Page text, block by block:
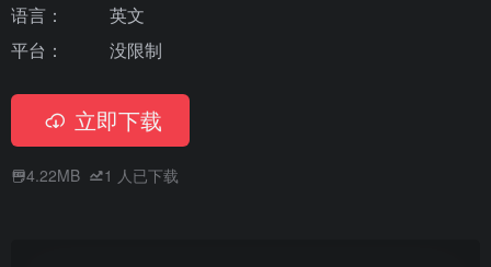
语言：
英文
平台：
没限制
立即下载
4.22MB 1 人已下载